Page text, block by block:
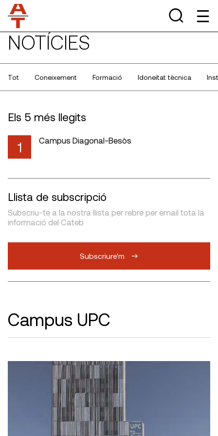
NOTÍCIES
Tot Coneixement Formació Idoneïtat tècnica
Els 5 més llegits
1 Campus Diagonal-Besòs
Llista de subscripció
Subscriu-te a la nostra llista per rebre per email tota la
informació del Cateb
Subscriure'm
Campus UPC